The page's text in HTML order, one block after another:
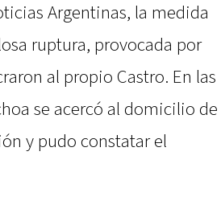
Argentinas, la medida
ruptura, provocada por
al propio Castro. En las
se acercó al domicilio de
y pudo constatar el